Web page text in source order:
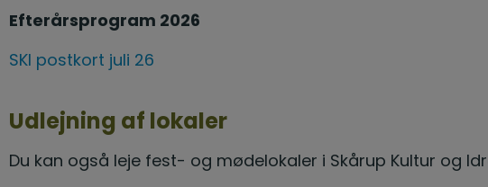
Efterårsprogram 2026
SKI postkort juli 26
Udlejning af lokaler
Du kan også leje fest- og mødelokaler i Skårup Kultur og